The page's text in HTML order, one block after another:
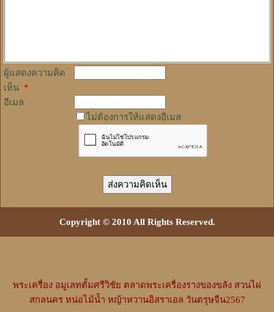
ผู้แสดงความคิด
เห็น *
อีเมล
ไม่ต้องการให้แสดงอีเมล
Copyright © 2010 All Rights Reserved.
พระเครื่อง อมูเลทตั้มศรีวิชัย ตลาดพระเครื่องรางของขลัง สวนไผ่
สกลนคร หน่อไม้น้ำ หญ้าหวานอิสราเอล วันตรุษจีน2567